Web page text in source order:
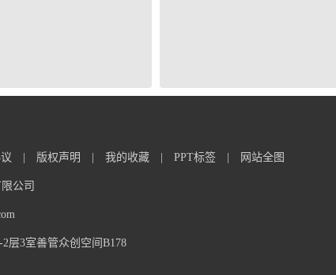
版权声明 我的收藏 PPT标签 网站全图
公司
层3室善管众创空间B178